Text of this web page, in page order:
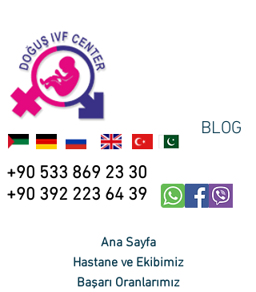
BLOG
+90 533 869 23 30
+90 392 223 64 39
Ana Sayfa
Hastane ve Ekibimiz
Başarı Oranlarımız